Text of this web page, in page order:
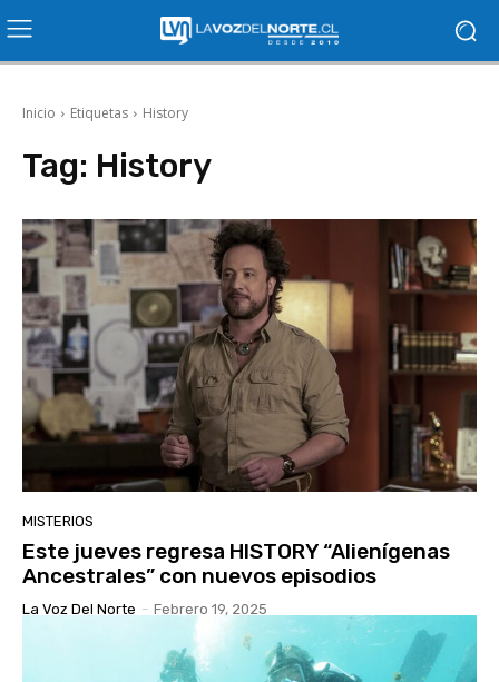
Inicio Etiquetas History
Tag: History
MISTERIOS
Este jueves regresa HISTORY “Alienígenas
Ancestrales” con nuevos episodios
La Voz Del Norte - Febrero 19, 2025